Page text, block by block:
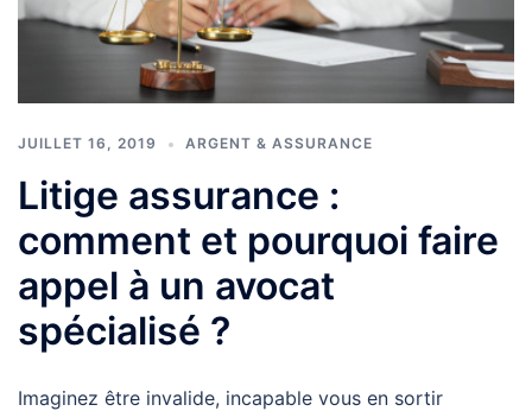
JUILLET 16, 2019 ARGENT & ASSURANCE
Litige assurance :
comment et pourquoi faire
appel à un avocat
spécialisé ?
Imaginez être invalide, incapable vous en sortir